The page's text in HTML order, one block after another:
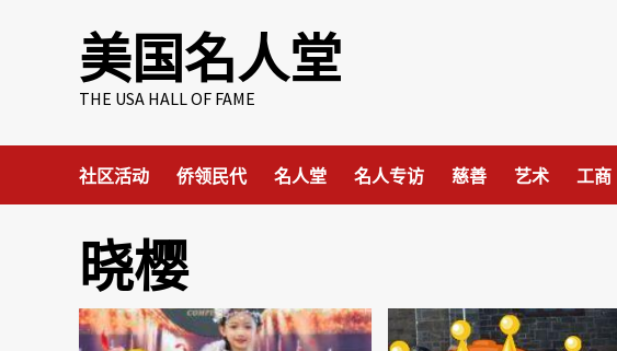
美国名人堂
THE USA HALL OF FAME
社区活动 侨领民代 名人堂 名人专访 慈善 艺术 工商
晓樱